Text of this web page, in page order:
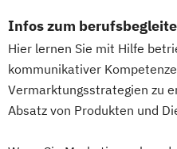
Sportmanangement
Wirtschaftsinformatik
Infos zum
Hier lernen Sie mit Hilfe
kommunikativer
Vermarktungsstrategien zu
Absatz von Produkten und